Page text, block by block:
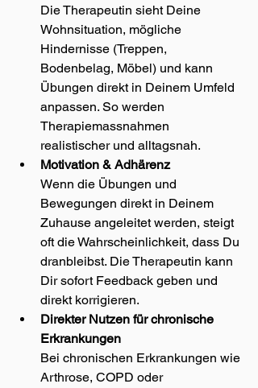
Die Therapeutin sieht Deine
Wohnsituation, mögliche
Hindernisse (Treppen,
Bodenbelag, Möbel) und kann
Übungen direkt in Deinem Umfeld
anpassen. So werden
Therapiemassnahmen
realistischer und alltagsnah.
Motivation & Adhärenz
Wenn die Übungen und
Bewegungen direkt in Deinem
Zuhause angeleitet werden, steigt
oft die Wahrscheinlichkeit, dass Du
dranbleibst. Die Therapeutin kann
Dir sofort Feedback geben und
direkt korrigieren.
Direkter Nutzen für chronische
Erkrankungen
Bei chronischen Erkrankungen wie
Arthrose, COPD oder